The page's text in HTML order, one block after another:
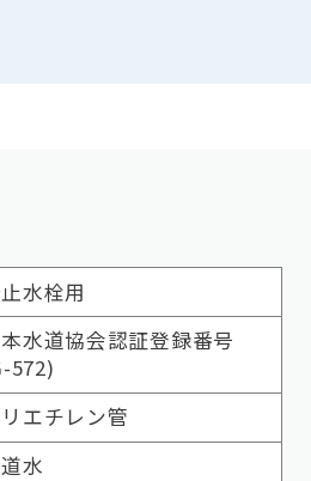
水栓用
本水道協会認証登録番号
572)
エチレン管
水